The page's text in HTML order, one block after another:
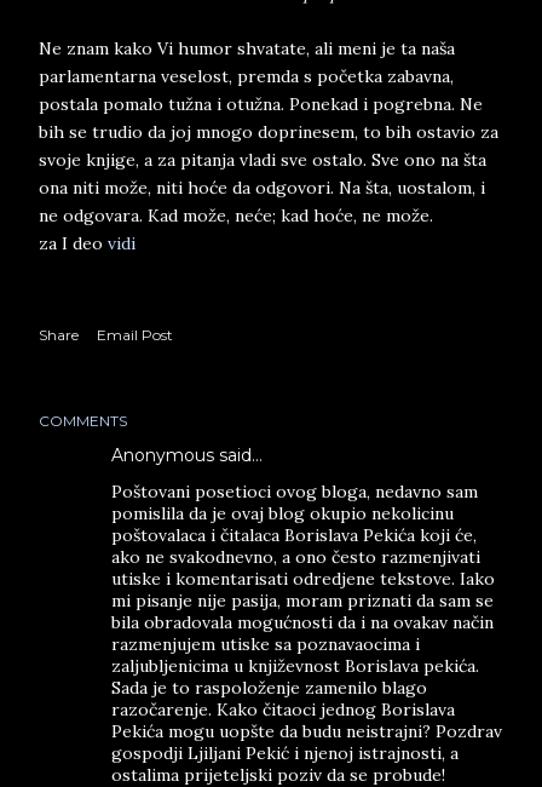
Ne znam kako Vi humor shvatate, ali meni je ta naša
parlamentarna veselost, premda s početka zabavna,
postala pomalo tužna i otužna. Ponekad i pogrebna. Ne
bih se trudio da joj mnogo doprinesem, to bih ostavio za
svoje knjige, a za pitanja vladi sve ostalo. Sve ono na šta
ona niti može, niti hoće da odgovori. Na šta, uostalom, i
ne odgovara. Kad može, neće; kad hoće, ne može.
za I deo vidi
Share Email Post
COMMENTS
Anonymous said…
Poštovani posetioci ovog bloga, nedavno sam
pomislila da je ovaj blog okupio nekolicinu
poštovalaca i čitalaca Borislava Pekića koji će,
ako ne svakodnevno, a ono često razmenjivati
utiske i komentarisati odredjene tekstove. Iako
mi pisanje nije pasija, moram priznati da sam se
bila obradovala mogućnosti da i na ovakav način
razmenjujem utiske sa poznavaocima i
zaljubljenicima u književnost Borislava pekića.
Sada je to raspoloženje zamenilo blago
razočarenje. Kako čitaoci jednog Borislava
Pekića mogu uopšte da budu neistrajni? Pozdrav
gospodji Ljiljani Pekić i njenoj istrajnosti, a
ostalima prijeteljski poziv da se probude!